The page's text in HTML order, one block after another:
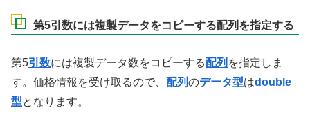
第5引数には複製データをコピーする配列を指定する
第5引数には複製データ数をコピーする配列 を指定しま
す。価格情報を受け取るので、 配列のデータ型はdouble
型となります。